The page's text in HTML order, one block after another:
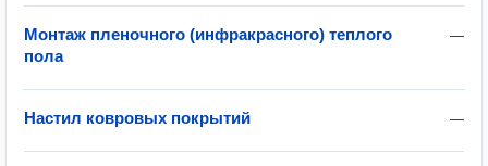
—
Монтаж пленочного (инфракрасного) теплого
пола
—
Настил ковровых покрытий